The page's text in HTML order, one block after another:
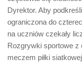
Dyrektor. Aby
ograniczona do
na uczniów czekały
Rozgrywki sportowe
meczem piłki